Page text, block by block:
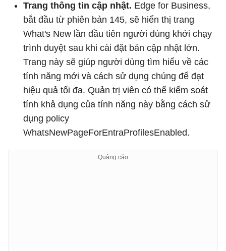
Trang thông tin cập nhật. Edge for Business,
bắt đầu từ phiên bản 145, sẽ hiển thị trang
What's New lần đầu tiên người dùng khởi chạy
trình duyệt sau khi cài đặt bản cập nhật lớn.
Trang này sẽ giúp người dùng tìm hiểu về các
tính năng mới và cách sử dụng chúng để đạt
hiệu quả tối đa. Quản trị viên có thể kiểm soát
tính khả dụng của tính năng này bằng cách sử
dụng policy
WhatsNewPageForEntraProfilesEnabled.